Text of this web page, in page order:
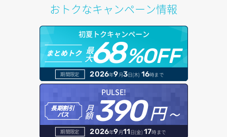
サーバー利用状況グラフ（トラフィック）
サーバー削除
サーバー操作（起動/停止/再起動/強制停止）
サーバー設定切替
サーバー詳細一覧取得
サーバー詳細取得
ポート詳細取得
ロードバランサー詳細取得
ロードバランサー追加
ドメイン情報登録
ドメイン詳細取得
レコード一覧取得
レコード作成
おトクなキャンペーン情報
初夏トクキャンペーン
まとめトク 最
大68%OFF
期間限定 2026年9月3日(木) 16時まで
PULSE!
長期割引
パス
月
額390円～
期間限定 2026年9月11日(金) 17時まで